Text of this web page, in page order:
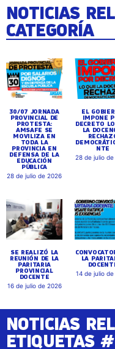
NOTICIAS
CATEGORÍA
30/07 JORNADA
PROVINCIAL DE
PROTESTA:
AMSAFE SE
MOVILIZA EN
TODA LA
PROVINCIA EN
DEFENSA DE LA
EDUCACIÓN
PÚBLICA
28 de julio de 2026
EL
IMPONE
DECRETO
LA
NTE
28 de julio
SE REALIZÓ LA
REUNIÓN DE LA
PARITARIA
PROVINCIAL
DOCENTE
16 de julio de 2026
LA
14 de julio
NOTICIAS
ETIQUETAS #